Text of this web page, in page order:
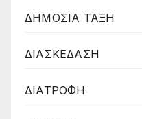
ΔΗΜΟΣΙΑ ΤΑΞΗ
ΔΙΑΣΚΕΔΑΣΗ
ΔΙΑΤΡΟΦΗ